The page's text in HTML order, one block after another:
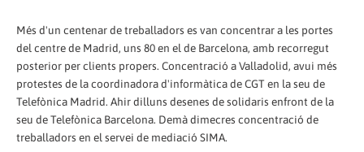
Més d'un centenar de treballadors es van concentrar a les portes
del centre de Madrid, uns 80 en el de Barcelona, amb recorregut
posterior per clients propers. Concentració a Valladolid, avui més
protestes de la coordinadora d'informàtica de CGT en la seu de
Telefònica Madrid. Ahir dilluns desenes de solidaris enfront de la
seu de Telefònica Barcelona. Demà dimecres concentració de
treballadors en el servei de mediació SIMA.